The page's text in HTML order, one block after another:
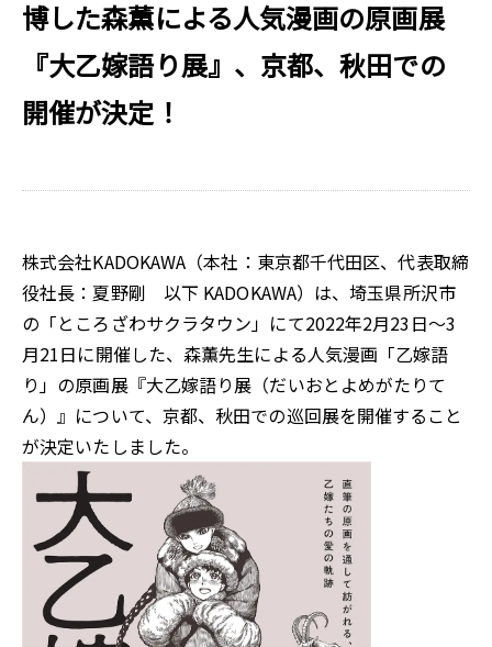
博した森薫による人気漫画の原画展
『大乙嫁語り展』、京都、秋田での
開催が決定！
株式会社KADOKAWA（本社：東京都千代田区、代表取締
役社長：夏野剛 以下 KADOKAWA）は、埼玉県所沢市
の「ところざわサクラタウン」にて2022年2月23日～3
月21日に開催した、森薫先生による人気漫画「乙嫁語
り」の原画展『大乙嫁語り展（だいおとよめがたりて
ん）』について、京都、秋田での巡回展を開催すること
が決定いたしました。